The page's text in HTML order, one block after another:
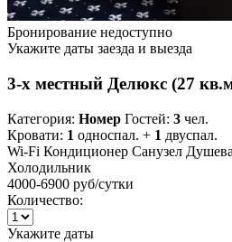
Бронирование недоступно
Укажите даты заезда и выезда
3-х местный Делюкс (27
Категория: Номер Гостей: 3 чел.
Кровати: 1 односпал. + 1 двуспал.
Wi-Fi Кондиционер Санузел
Холодильник
4000-6900 руб/сутки
Количество:
Укажите даты